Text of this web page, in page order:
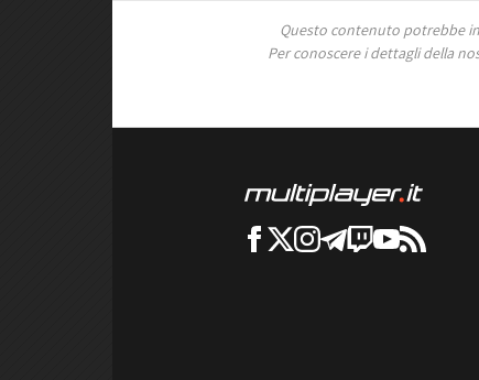
Questo contenuto potrebbe
Per conoscere i dettagli della